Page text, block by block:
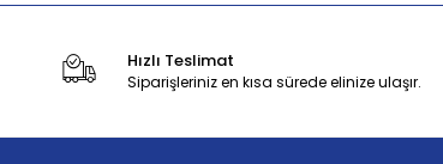
Hızlı Teslimat
Siparişleriniz en kısa sürede elinize ulaşır.